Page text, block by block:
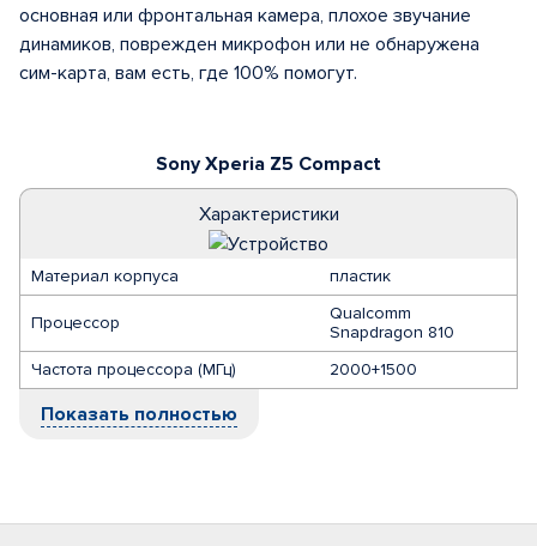
Sony Xperia Z5 Compact
Характеристики
Материал корпуса пластик
Процессор
Qualcomm
Snapdragon 810
Частота процессора (МГц)
2000+1500
Показать полностью
основная или фронтальная камера, плохое звучание
динамиков, поврежден микрофон или не обнаружена
сим-карта, вам есть, где 100% помогут.